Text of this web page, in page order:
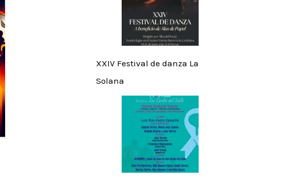
XXIV Festival de danza La
Solana